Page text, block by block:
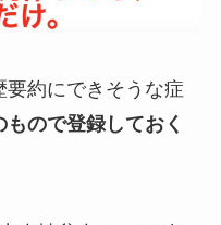
約にできそうな症
ので登録しておく